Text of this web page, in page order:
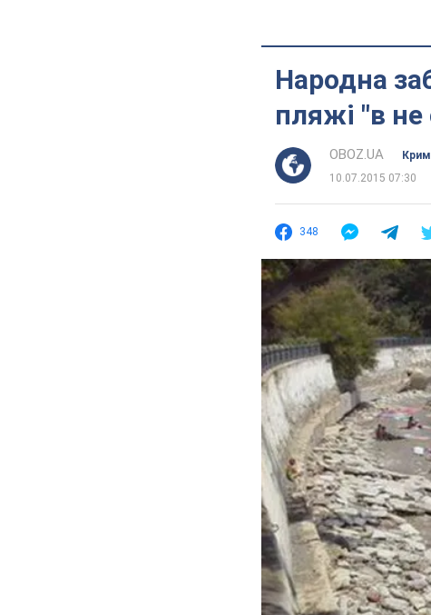
Народна
пляжі "в не
OBOZ.UA
10.07.2015 07:30
348